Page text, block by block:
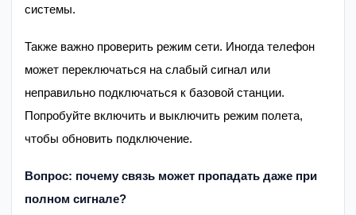
системы.
Также важно проверить режим сети. Иногда телефон
может переключаться на слабый сигнал или
неправильно подключаться к базовой станции.
Попробуйте включить и выключить режим полета,
чтобы обновить подключение.
Вопрос: почему связь может пропадать даже при
полном сигнале?